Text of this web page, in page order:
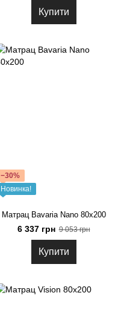
Купити
−30%
Новинка!
Матрац Bavaria Nano 80х200
6 337 грн 9 053 грн
Купити